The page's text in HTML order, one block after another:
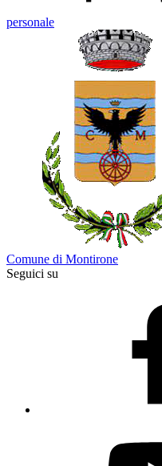
personale
Comune di Montirone
Seguici su